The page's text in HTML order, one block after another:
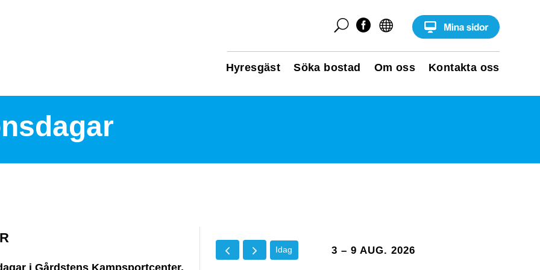


U
Hyresgäst Söka bostad Om oss Kontakta oss
Idag 3 – 9 AUG. 2026